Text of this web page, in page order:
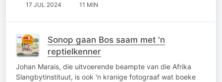
17 JUL 2024 11 MIN
Sonop gaan Bos saam met 'n
reptielkenner
Johan Marais, die uitvoerende beampte van die Afrika
Slangbytinstituut, is ook 'n kranige fotograaf wat boeke